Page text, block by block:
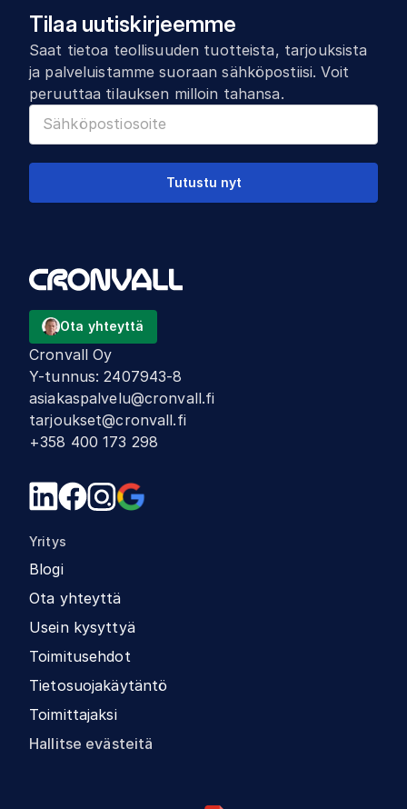
Tilaa uutiskirjeemme
Saat tietoa teollisuuden tuotteista, tarjouksista
ja palveluistamme suoraan sähköpostiisi. Voit
peruuttaa tilauksen milloin tahansa.
Tutustu nyt
Ota yhteyttä
Cronvall Oy
Y-tunnus:2407943-8
asiakaspalvelu@cronvall.fi
tarjoukset@cronvall.fi
+358 400 173 298
Yritys
Blogi
Ota yhteyttä
Usein kysyttyä
Toimitusehdot
Tietosuojakäytäntö
Toimittajaksi
Hallitse evästeitä